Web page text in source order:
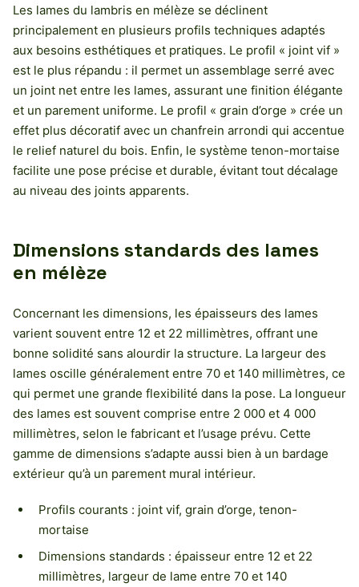
Les lames du lambris en mélèze se déclinent
principalement en plusieurs profils techniques adaptés
aux besoins esthétiques et pratiques. Le profil « joint vif »
est le plus répandu : il permet un assemblage serré avec
un joint net entre les lames, assurant une finition élégante
et un parement uniforme. Le profil « grain d’orge » crée un
effet plus décoratif avec un chanfrein arrondi qui accentue
le relief naturel du bois. Enfin, le système tenon-mortaise
facilite une pose précise et durable, évitant tout décalage
au niveau des joints apparents.
Dimensions standards des lames
en mélèze
Concernant les dimensions, les épaisseurs des lames
varient souvent entre 12 et 22 millimètres, offrant une
bonne solidité sans alourdir la structure. La largeur des
lames oscille généralement entre 70 et 140 millimètres, ce
qui permet une grande flexibilité dans la pose. La longueur
des lames est souvent comprise entre 2 000 et 4 000
millimètres, selon le fabricant et l’usage prévu. Cette
gamme de dimensions s’adapte aussi bien à un bardage
extérieur qu’à un parement mural intérieur.
Profils courants : joint vif, grain d’orge, tenon-
mortaise
Dimensions standards : épaisseur entre 12 et 22
millimètres, largeur de lame entre 70 et 140